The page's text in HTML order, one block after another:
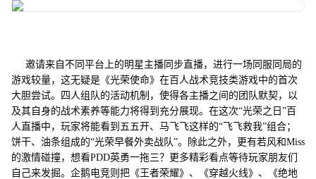
邀请来自不同平台上的明星主播同步直播，进行一场同服同局的
游戏较量，这无疑是《光荣使命》在百人战术竞技类游戏中的首次
大胆尝试。四人组队的活动机制，使得各主播之间的团队默契，以
及其自身的战术素养等能力将得到充分展现。在这次“光荣之日”百
人直播中，玩家将能看到五五开、马飞飞这样的“飞飞救我”组合；
饼干、油条组成的“光荣早餐外卖战队”。除此之外，更有若风和Miss
的激情碰撞，想看PDD英勇一拖三？更多精彩看点等待玩家朋友们
自己来发掘。企鹅电竞则把《王者荣耀》、《穿越火线》、《绝地